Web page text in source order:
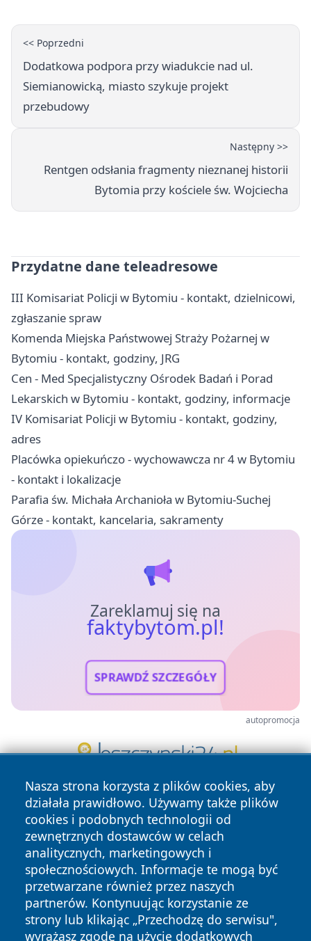
<< Poprzedni
Dodatkowa podpora przy wiadukcie nad ul.
Siemianowicką, miasto szykuje projekt
przebudowy
Następny >>
Rentgen odsłania fragmenty nieznanej historii
Bytomia przy kościele św. Wojciecha
Przydatne dane teleadresowe
III Komisariat Policji w Bytomiu - kontakt, dzielnicowi,
zgłaszanie spraw
Komenda Miejska Państwowej Straży Pożarnej w
Bytomiu - kontakt, godziny, JRG
Cen - Med Specjalistyczny Ośrodek Badań i Porad
Lekarskich w Bytomiu - kontakt, godziny, informacje
IV Komisariat Policji w Bytomiu - kontakt, godziny,
adres
Placówka opiekuńczo - wychowawcza nr 4 w Bytomiu
- kontakt i lokalizacje
Parafia św. Michała Archanioła w Bytomiu-Suchej
Górze - kontakt, kancelaria, sakramenty
Zareklamuj się na
faktybytom.pl!
SPRAWDŹ SZCZEGÓŁY
autopromocja
Nasza strona korzysta z plików cookies, aby
działała prawidłowo. Używamy także plików
cookies i podobnych technologii od
zewnętrznych dostawców w celach
analitycznych, marketingowych i
społecznościowych. Informacje te mogą być
przetwarzane również przez naszych
partnerów. Kontynuując korzystanie ze
strony lub klikając „Przechodzę do serwisu",
wyrażasz zgodę na użycie dodatkowych
Copyright © 2026 faktybytom.pl Wszystkie prawa zastrzeżone.
Polityka
Polityka